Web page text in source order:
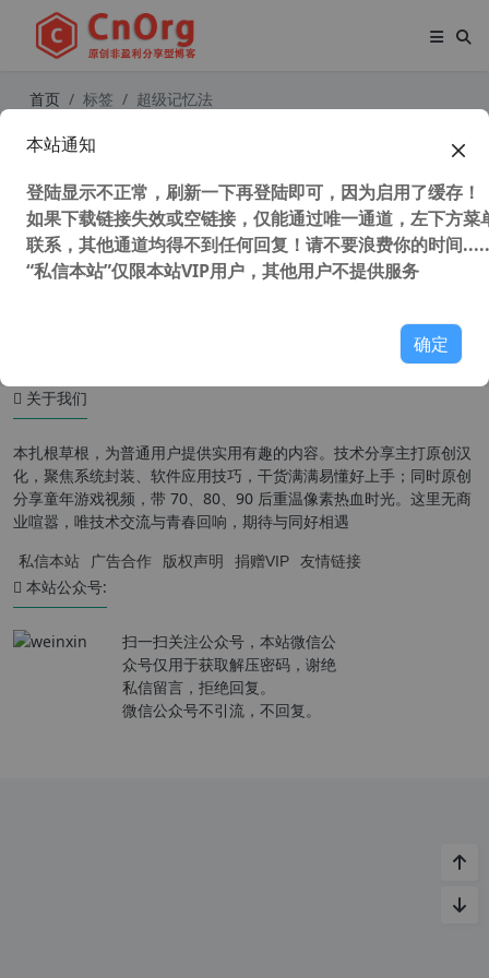
首页 标签 超级记忆法
关于我们
本扎根草根，为普通用户提供实用有趣的内容。技术分享主打原创汉
化，聚焦系统封装、软件应用技巧，干货满满易懂好上手；同时原创
分享童年游戏视频，带 70、80、90 后重温像素热血时光。这里无商
业喧嚣，唯技术交流与青春回响，期待与同好相遇
私信本站 广告合作 版权声明 捐赠VIP 友情链接
本站公众号:
扫一扫关注公众号，本站微信公
众号仅用于获取解压密码，谢绝
私信留言，拒绝回复。
微信公众号不引流，不回复。
本站通知
登陆显示不正常，刷新一下再登陆即可，因为启用了缓存！
如果下载链接失效或空链接，仅能通过唯一通道，左下方菜
联系，其他通道均得不到任何回复！请不要浪费你的时间
“私信本站”仅限本站VIP用户，其他用户不提供服务
确定